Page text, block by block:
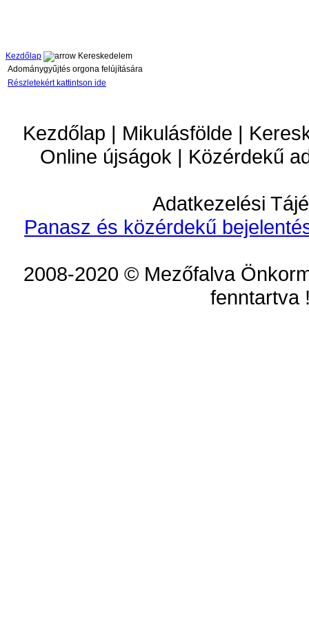
Kezdőlap
Kereskedelem
Adománygyűjtés orgona felújítására
Részletekért kattintson ide
Kezdőlap | Mikulásfölde |
Online újságok | Közérdekű
Adatkezelési
Panasz és közérdekű
2008-2020 © Mezőfalva
fenntartva